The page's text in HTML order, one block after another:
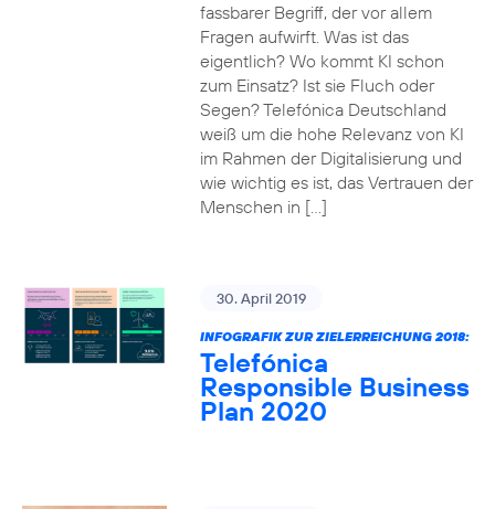
fassbarer Begriff, der vor allem
Fragen aufwirft. Was ist das
eigentlich? Wo kommt KI schon
zum Einsatz? Ist sie Fluch oder
Segen? Telefónica Deutschland
weiß um die hohe Relevanz von KI
im Rahmen der Digitalisierung und
wie wichtig es ist, das Vertrauen der
Menschen in […]
30. April 2019
INFOGRAFIK ZUR ZIELERREICHUNG 2018:
Telefónica
Responsible Business
Plan 2020